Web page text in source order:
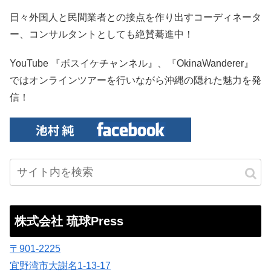
日々外国人と民間業者との接点を作り出すコーディネータ
ー、コンサルタントとしても絶賛驀進中！
YouTube 『ボスイケチャンネル』、『OkinaWanderer』
ではオンラインツアーを行いながら沖縄の隠れた魅力を発
信！
株式会社 琉球Press
〒901-2225
宜野湾市大謝名1-13-17